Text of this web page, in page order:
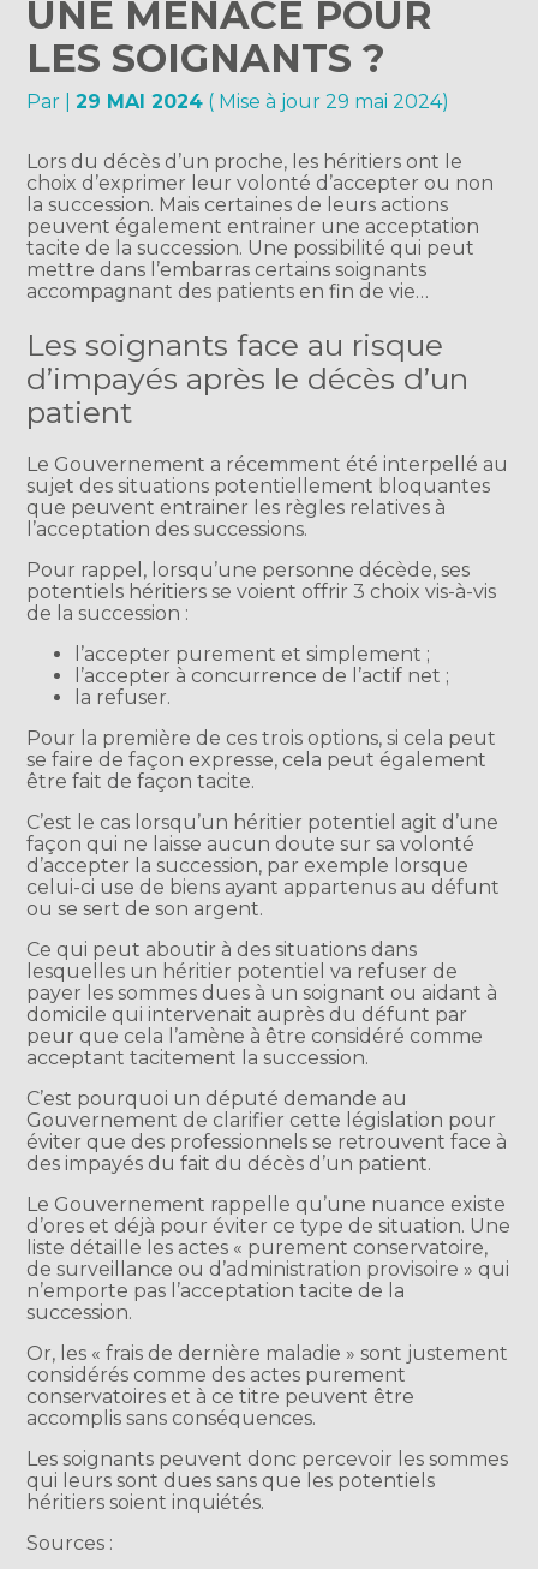
UNE MENACE POUR
LES SOIGNANTS ?
Par |29 MAI 2024 ( Mise à jour 29 mai 2024)
Lors du décès d’un proche, les héritiers ont le
choix d’exprimer leur volonté d’accepter ou non
la succession. Mais certaines de leurs actions
peuvent également entrainer une acceptation
tacite de la succession. Une possibilité qui peut
mettre dans l’embarras certains soignants
accompagnant des patients en fin de vie…
Les soignants face au risque
d’impayés après le décès d’un
patient
Le Gouvernement a récemment été interpellé au
sujet des situations potentiellement bloquantes
que peuvent entrainer les règles relatives à
l’acceptation des successions.
Pour rappel, lorsqu’une personne décède, ses
potentiels héritiers se voient offrir 3 choix vis-à-vis
de la succession :
l’accepter purement et simplement ;
l’accepter à concurrence de l’actif net ;
la refuser.
Pour la première de ces trois options, si cela peut
se faire de façon expresse, cela peut également
être fait de façon tacite.
C’est le cas lorsqu’un héritier potentiel agit d’une
façon qui ne laisse aucun doute sur sa volonté
d’accepter la succession, par exemple lorsque
celui-ci use de biens ayant appartenus au défunt
ou se sert de son argent.
Ce qui peut aboutir à des situations dans
lesquelles un héritier potentiel va refuser de
payer les sommes dues à un soignant ou aidant à
domicile qui intervenait auprès du défunt par
peur que cela l’amène à être considéré comme
acceptant tacitement la succession.
C’est pourquoi un député demande au
Gouvernement de clarifier cette législation pour
éviter que des professionnels se retrouvent face à
des impayés du fait du décès d’un patient.
Le Gouvernement rappelle qu’une nuance existe
d’ores et déjà pour éviter ce type de situation. Une
liste détaille les actes « purement conservatoire,
de surveillance ou d’administration provisoire » qui
n’emporte pas l’acceptation tacite de la
succession.
Or, les « frais de dernière maladie » sont justement
considérés comme des actes purement
conservatoires et à ce titre peuvent être
accomplis sans conséquences.
Les soignants peuvent donc percevoir les sommes
qui leurs sont dues sans que les potentiels
héritiers soient inquiétés.
Sources :